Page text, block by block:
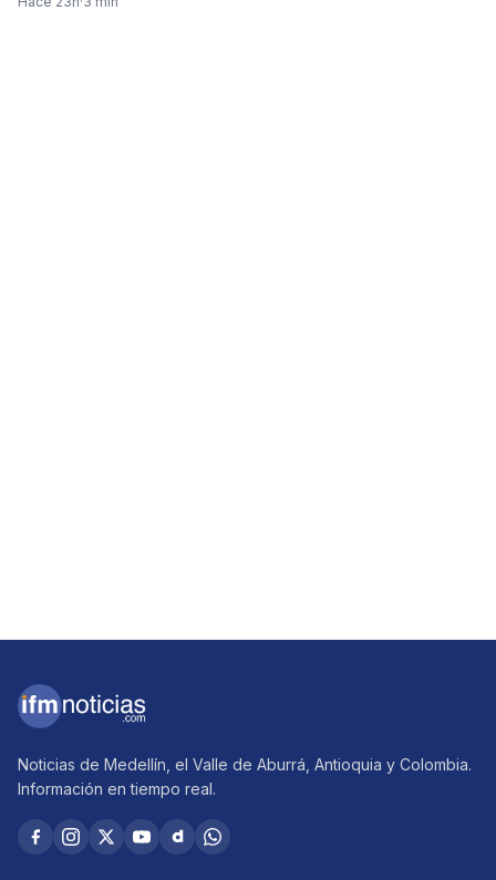
Noticias de Medellín, el Valle de Aburrá, Antioquia y Colombia.
Información en tiempo real.